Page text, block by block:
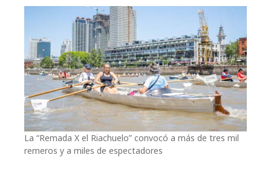
La “Remada X el Riachuelo” convocó a más de tres mil
remeros y a miles de espectadores